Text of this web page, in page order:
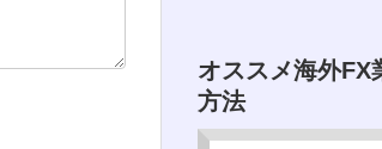
オススメ海外FX
方法